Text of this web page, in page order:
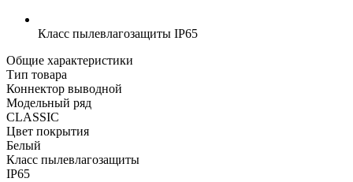
Класс пылевлагозащиты IP65
Общие характеристики
Тип товара
Коннектор выводной
Модельный ряд
CLASSIC
Цвет покрытия
Белый
Класс пылевлагозащиты
IP65